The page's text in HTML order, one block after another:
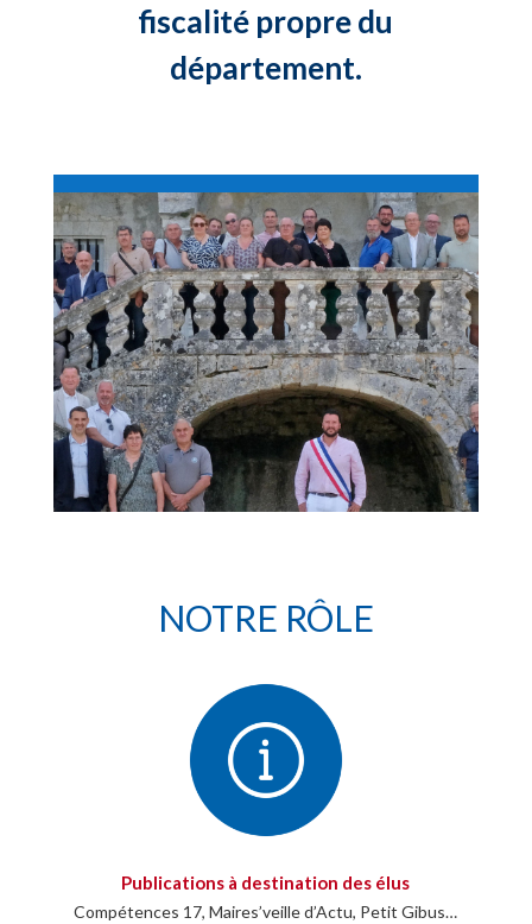
fiscalité propre du
département.
NOTRE RÔLE
Publications à destination des élus
Compétences 17, Maires’veille d’Actu, Petit Gibus…